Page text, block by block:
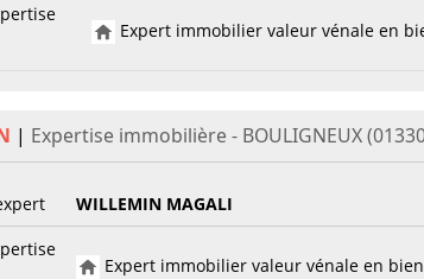
Expert immobilier valeur vénale en
| Expertise immobilière - BOULIGNEUX
WILLEMIN MAGALI
Expert immobilier valeur vénale en